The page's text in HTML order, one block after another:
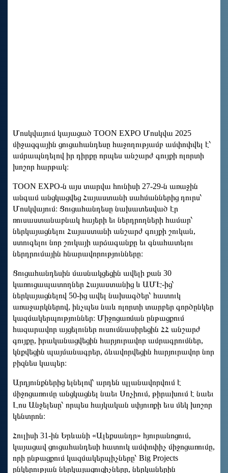
Մոսկվայում կայացած TOON EXPO Մոսկվա 2025
միջազգային ցուցահանդեսը հաջողությամբ ամփոփվել է՝
ամրապնդելով իր դիրքը որպես անշարժ գույքի ոլորտի
խոշոր հարթակ։
TOON EXPO-ն այս տարվա հունիսի 27-29-ն առաջին
անգամ անցկացվեց Հայաստանի սահմաններից դուրս՝
Մոսկվայում։ Ցուցահանդեսը նախատեսված էր
ռուսաստանաբնակ հայերի եւ ներդրողների համար՝
ներկայացնելու Հայաստանի անշարժ գույքի շուկան,
ստուգելու նոր շուկայի արձագանքը եւ գնահատելու
ներդրումային հնարավորությունները։
Ցուցահանդեսին մասնակցեցին ավելի քան 30
կառուցապատողներ Հայաստանից և ԱՄԷ-ից՝
ներկայացնելով 50-ից ավել նախագծեր՝ հատուկ
առաջարկներով, ինչպես նաև ոլորտի տարբեր գործընկեր
կազմակերպություններ։ Միջոցառման ընթացքում
հազարավոր այցելուներ ուսումնասիրեցին ՀՀ անշարժ
գույքը, իրականացվեցին հարյուրավոր ամրագրումներ,
կնքվեցին պայմանագրեր, ձևավորվեցին հարյուրավոր նոր
բիզնես կապեր։
Արդյունքներից ելնելով՝ արդեն պլանավորվում է
միջոցառումը անցկացնել նաեւ Սոչիում, թիրախում է նաեւ
Լոս Անջելեսը՝ որպես հայկական սփյուռքի եւս մեկ խոշոր
կենտրոն։
Հուլիսի 31-ին Երևանի «Ալեքսանդր» հյուրանոցում,
կայացավ ցուցահանդեսի հատուկ ամփոփիչ միջոցառումը,
որի ընթացքում կազմակերպիչները՝ Big Projects
ընկերության ներկայացուցիչները, ներկաներին